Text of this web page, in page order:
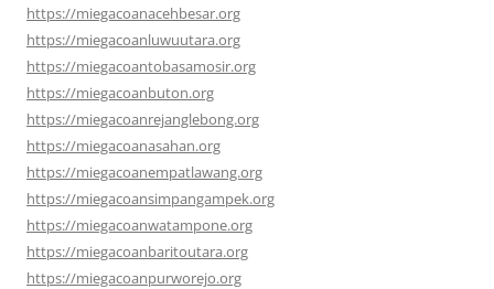
https://miegacoanacehbesar.org
https://miegacoanluwuutara.org
https://miegacoantobasamosir.org
https://miegacoanbuton.org
https://miegacoanrejanglebong.org
https://miegacoanasahan.org
https://miegacoanempatlawang.org
https://miegacoansimpangampek.org
https://miegacoanwatampone.org
https://miegacoanbaritoutara.org
https://miegacoanpurworejo.org